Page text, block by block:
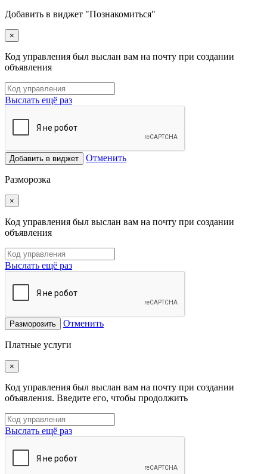
Добавить в виджет "Познакомиться"
×
Код управления был выслан вам на почту при создании
объявления
Выслать ещё раз
Добавить в виджет Отменить
Разморозка
×
Код управления был выслан вам на почту при создании
объявления
Выслать ещё раз
Разморозить Отменить
Платные услуги
×
Код управления был выслан вам на почту при создании
объявления. Введите его, чтобы продолжить
Выслать ещё раз